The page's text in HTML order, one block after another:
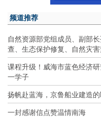
频道推荐
自然资源部党组成员、副部
查、生态保护修复、自然灾
课程升级！威海市蓝色经济
一学子
扬帆赴蓝海，京鲁船业建造
一封感谢信点赞温情南海